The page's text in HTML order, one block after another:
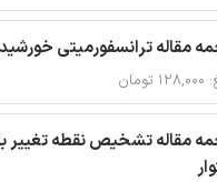
مقاله ترانسفورمیتی
مقاله تشخیص نقطه تغییر